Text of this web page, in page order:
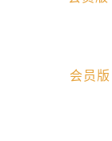
会员版